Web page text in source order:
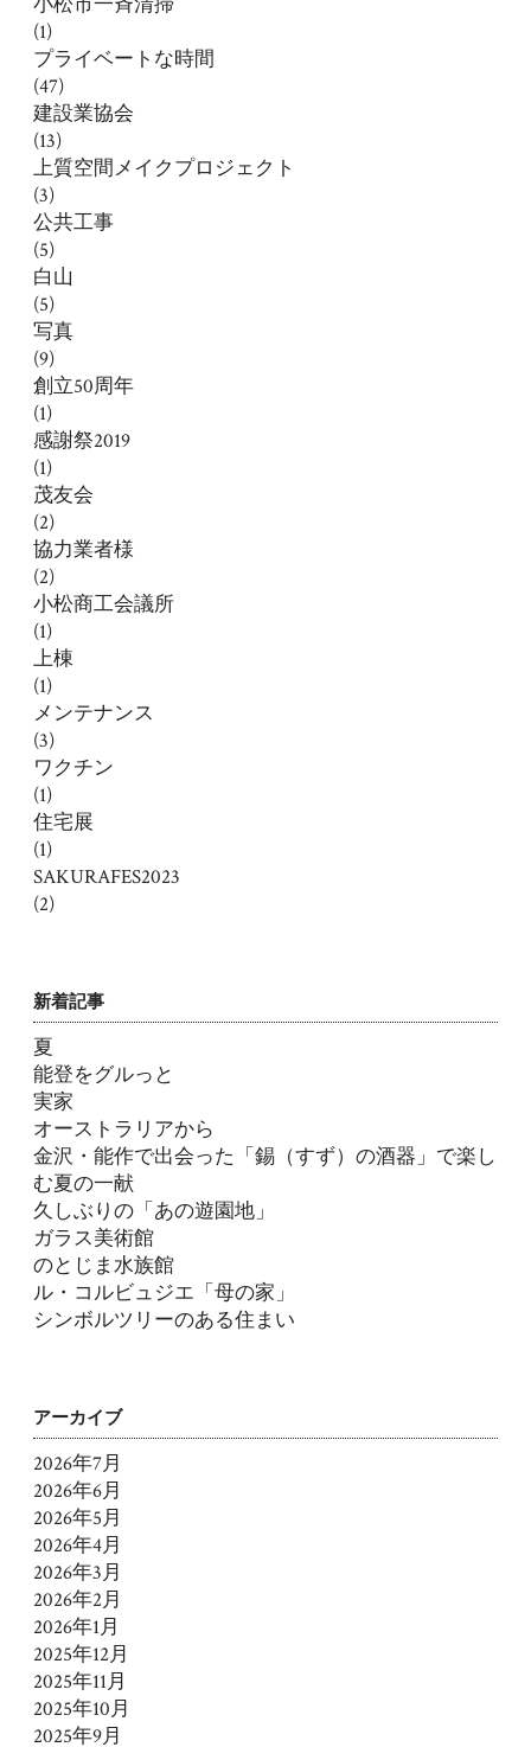
(1)
プライベートな時間
(47)
建設業協会
(13)
上質空間メイクプロジェクト
(3)
公共工事
(5)
白山
(5)
写真
(9)
創立50周年
(1)
感謝祭2019
(1)
茂友会
(2)
協力業者様
(2)
小松商工会議所
(1)
上棟
(1)
メンテナンス
(3)
ワクチン
(1)
住宅展
(1)
SAKURAFES2023
(2)
新着記事
夏
能登をグルっと
実家
オーストラリアから
金沢・能作で出会った「錫（すず）の酒器」で楽し
む夏の一献
久しぶりの「あの遊園地」
ガラス美術館
のとじま水族館
ル・コルビュジエ「母の家」
シンボルツリーのある住まい
アーカイブ
2026年7月
2026年6月
2026年5月
2026年4月
2026年3月
2026年2月
2026年1月
2025年12月
2025年11月
2025年10月
2025年9月